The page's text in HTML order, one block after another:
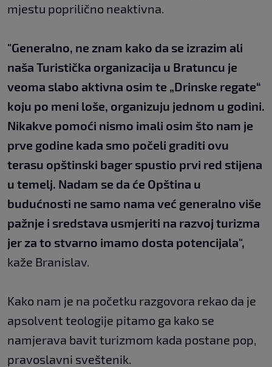
mjestu poprilično neaktivna.
"Generalno, ne znam kako da se izrazim ali
naša Turistička organizacija u Bratuncu je
veoma slabo aktivna osim te „Drinske regate“
koju po meni loše, organizuju jednom u godini.
Nikakve pomoći nismo imali osim što nam je
prve godine kada smo počeli graditi ovu
terasu opštinski bager spustio prvi red stijena
u temelj. Nadam se da će Opština u
budućnosti ne samo nama već generalno više
pažnje i sredstava usmjeriti na razvoj turizma
jer za to stvarno imamo dosta potencijala",
kaže Branislav.
Kako nam je na početku razgovora rekao da je
apsolvent teologije pitamo ga kako se
namjerava bavit turizmom kada postane pop,
pravoslavni sveštenik.